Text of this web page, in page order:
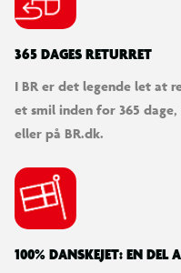
Kombinerer hurtige
langvarig gaming.
Razer HyperSpeed Wireless
Ultralav latenstid med 2,4
hurtig respons – perfekt til
Pro-niveau tilpasning
365 DAGES RETURRET
I BR er det legende let at
et smil inden for 365
eller på BR.dk.
100% DANSKEJET: EN DEL